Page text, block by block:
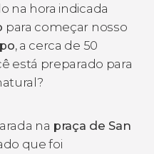
na hora indicada
para começar nosso
, a cerca de 50
está preparado para
na praça de San
que foi